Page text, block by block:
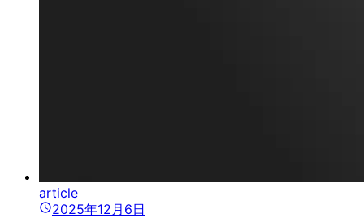
article
2025年12月6日